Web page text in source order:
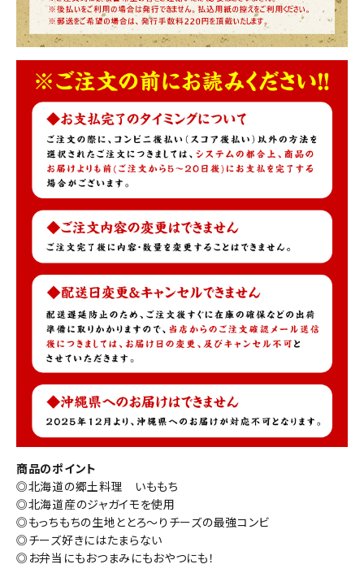
商品のポイント
◎北海道の郷土料理 いももち
◎北海道産のジャガイモを使用
◎もっちもちの生地ととろ～りチーズの最強コンビ
◎チーズ好きにはたまらない
◎お弁当にもおつまみにもおやつにも！